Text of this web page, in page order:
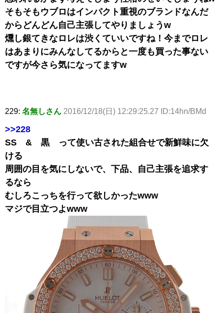
そもそもウブロはインパクト重視のブランドなんだ
からどんどん自己主張してやりましょうw
燻し銀てきなロレは渋くていいですね！今までロレ
はあまりにみんなしてるからと一度も買った事ない
ですが今さら気になってますw
229: 名無しさん 2016/12/18(日) 12:29:25.27 ID:14hn/BMd
>>228
SS & 黒 って使い古された組合せで新鮮味に欠
ける
周囲の目を気にしないで、下品、自己主張を追求す
るなら
むしろこっちを行って欲しかったwww
マジで目立つよwww